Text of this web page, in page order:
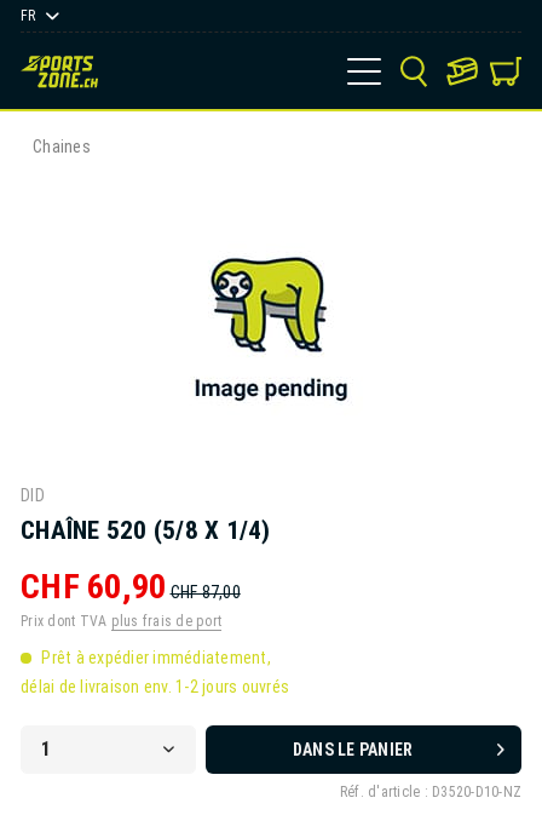
FR
Chaines
DID
CHAÎNE 520 (5/8 X 1/4)
CHF 60,90 CHF 87,00
Prix dont TVA plus frais de port
Prêt à expédier immédiatement,
délai de livraison env. 1-2 jours ouvrés
DANS LE PANIER
Réf. d'article : D3520-D10-NZ